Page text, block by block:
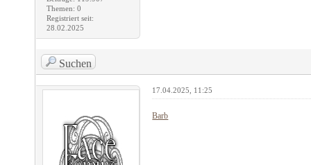
Themen: 0
Registriert seit:
28.02.2025
Suchen
17.04.2025, 11:25
Barb